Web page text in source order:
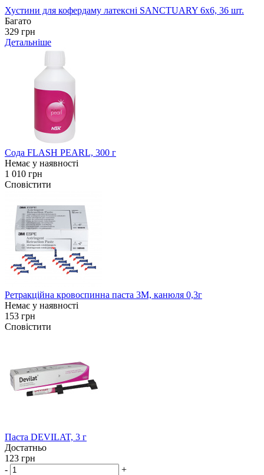
Хустини для кофердаму латексні SANCTUARY 6х6, 36 шт.
Багато
329 грн
Детальніше
Сода FLASH PEARL, 300 г
Немає у наявності
1 010 грн
Сповістити
Ретракційна кровоспинна паста 3M, канюля 0,3г
Немає у наявності
153 грн
Сповістити
Паста DEVILAT, 3 г
Достатньо
123 грн
-
+